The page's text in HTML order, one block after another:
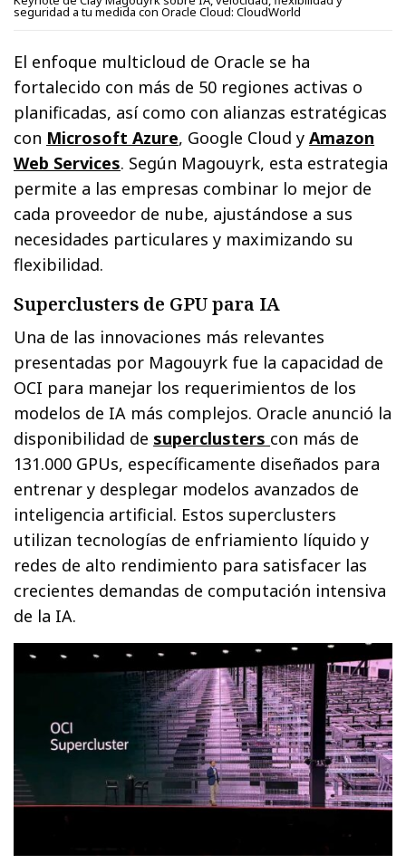
seguridad a tu medida con Oracle Cloud: CloudWorld
El enfoque multicloud de Oracle se ha
fortalecido con más de 50 regiones activas o
planificadas, así como con alianzas estratégicas
con Microsoft Azure, Google Cloud yAmazon
Web Services. Según Magouyrk, esta estrategia
permite a las empresas combinar lo mejor de
cada proveedor de nube, ajustándose a sus
necesidades particulares y maximizando su
flexibilidad.
Superclusters de GPU para IA
Una de las innovaciones más relevantes
presentadas por Magouyrk fue la capacidad de
OCI para manejar los requerimientos de los
modelos de IA más complejos. Oracle anunció la
disponibilidad de superclusters con más de
131.000 GPUs, específicamente diseñados para
entrenar y desplegar modelos avanzados de
inteligencia artificial. Estos superclusters
utilizan tecnologías de enfriamiento líquido y
redes de alto rendimiento para satisfacer las
crecientes demandas de computación intensiva
de la IA.